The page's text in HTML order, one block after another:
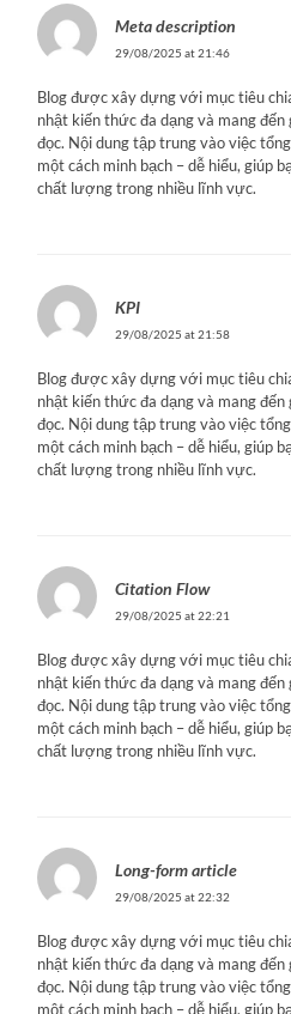
Meta description
29/08/2025 at 21:46
Blog được xây dựng với mục tiêu
nhật kiến thức đa dạng và mang đến
đọc. Nội dung tập trung vào việc
một cách minh bạch – dễ hiểu, giúp
chất lượng trong nhiều lĩnh vực.
KPI
29/08/2025 at 21:58
Blog được xây dựng với mục tiêu
nhật kiến thức đa dạng và mang đến
đọc. Nội dung tập trung vào việc
một cách minh bạch – dễ hiểu, giúp
chất lượng trong nhiều lĩnh vực.
Citation Flow
29/08/2025 at 22:21
Blog được xây dựng với mục tiêu
nhật kiến thức đa dạng và mang đến
đọc. Nội dung tập trung vào việc
một cách minh bạch – dễ hiểu, giúp
chất lượng trong nhiều lĩnh vực.
Long-form article
29/08/2025 at 22:32
Blog được xây dựng với mục tiêu
nhật kiến thức đa dạng và mang đến
đọc. Nội dung tập trung vào việc
một cách minh bạch – dễ hiểu, giúp